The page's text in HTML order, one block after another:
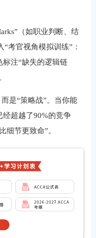
（如职业判断、结
考官视角模拟训练”：
标注“缺失的逻辑链
是“策略战”。当你能
超越了90%的竞争
细节更致命”。